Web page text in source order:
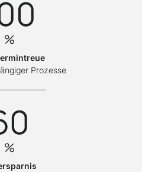
%
Prozesse
%